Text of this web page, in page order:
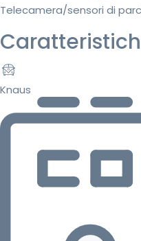
Telecamera/sensori di
Knaus